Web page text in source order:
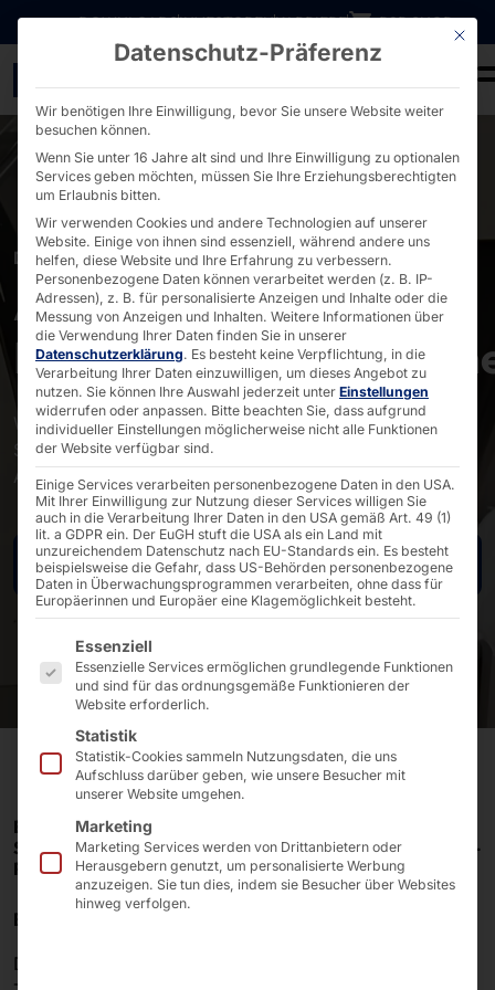
Direkt zum Inhalt wechseln
DOWNLOADSINVESTORENKARRIERE B2B SHOP
AKHET® für Brief- und
DAMIT DIE POST SCHNELL ANKOMMT
AKHET® für Brief- und
Wir entwickeln und produzieren bis in Details die
Systeme, die unser Kunde für die Briefzentren seiner
Auftraggeber benötigt.
Kontakt
EIN WELTWEIT AGIERENDER TECHNOLOGIEKONZERN
STEUERT BRIEFSORTIERANLAGEN MITTELS INDUSTRIE-
PCS AUS DEM HAUSE PYRAMID
Einleitung
Der Kunde ist ein weltweit agierender
Mit
Datenschutz-Präferenz
Wir benötigen Ihre Einwilligung, bevor Sie unsere Website weiter
besuchen können.
Wenn Sie unter 16 Jahre alt sind und Ihre Einwilligung zu optionalen
Services geben möchten, müssen Sie Ihre Erziehungsberechtigten
um Erlaubnis bitten.
Wir verwenden Cookies und andere Technologien auf unserer
Website. Einige von ihnen sind essenziell, während andere uns
helfen, diese Website und Ihre Erfahrung zu verbessern.
Personenbezogene Daten können verarbeitet werden (z. B. IP-
Adressen), z. B. für personalisierte Anzeigen und Inhalte oder die
Messung von Anzeigen und Inhalten. Weitere Informationen über
die Verwendung Ihrer Daten finden Sie in unserer
Datenschutzerklärung. Es besteht keine Verpflichtung, in die
Verarbeitung Ihrer Daten einzuwilligen, um dieses Angebot zu
nutzen. Sie können Ihre Auswahl jederzeit unter Einstellungen
widerrufen oder anpassen. Bitte beachten Sie, dass aufgrund
individueller Einstellungen möglicherweise nicht alle Funktionen
der Website verfügbar sind.
Einige Services verarbeiten personenbezogene Daten in den USA.
Mit Ihrer Einwilligung zur Nutzung dieser Services willigen Sie
auch in die Verarbeitung Ihrer Daten in den USA gemäß Art. 49 (1)
lit. a GDPR ein. Der EuGH stuft die USA als ein Land mit
unzureichendem Datenschutz nach EU-Standards ein. Es besteht
beispielsweise die Gefahr, dass US-Behörden personenbezogene
Daten in Überwachungsprogrammen verarbeiten, ohne dass für
Europäerinnen und Europäer eine Klagemöglichkeit besteht.
Es folgt eine Liste der Service-Gruppen, für die eine
Essenziell
Essenzielle Services ermöglichen grundlegende Funktionen
und sind für das ordnungsgemäße Funktionieren der
Website erforderlich.
Statistik
Statistik-Cookies sammeln Nutzungsdaten, die uns
Aufschluss darüber geben, wie unsere Besucher mit
unserer Website umgehen.
Marketing
Marketing Services werden von Drittanbietern oder
Herausgebern genutzt, um personalisierte Werbung
anzuzeigen. Sie tun dies, indem sie Besucher über Websites
hinweg verfolgen.